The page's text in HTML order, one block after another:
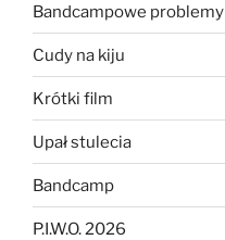
Bandcampowe problemy
Cudy na kiju
Krótki film
Upał stulecia
Bandcamp
P.I.W.O. 2026